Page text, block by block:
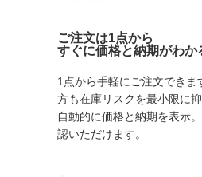
ご注文は1点から
すぐに価格と納期がわか
1点から手軽にご注文できま
方も在庫リスクを最小限に抑
自動的に価格と納期を表示
認いただけます。